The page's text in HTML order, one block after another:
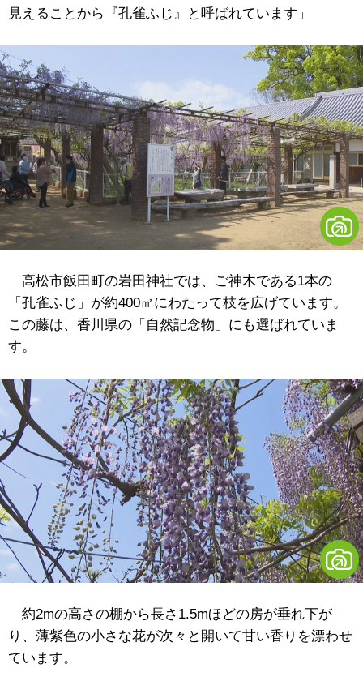
見えることから『孔雀ふじ』と呼ばれています」
高松市飯田町の岩田神社では、ご神木である1本の
「孔雀ふじ」が約400㎡にわたって枝を広げています。
この藤は、香川県の「自然記念物」にも選ばれていま
す。
約2mの高さの棚から長さ1.5mほどの房が垂れ下が
り、薄紫色の小さな花が次々と開いて甘い香りを漂わせ
ています。